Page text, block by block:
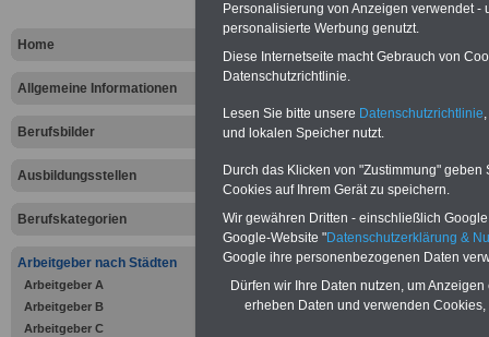
Home
Allgemeine Informationen
Berufsbilder
Ausbildungsstellen
Berufskategorien
Arbeitgeber nach Städten
Arbeitgeber A
Arbeitgeber B
Arbeitgeber C
Vorteile für den öffentlichen
Vergleichen und sparen
Bausparen schon ab 16 Jahren
Berufsunfähigkeitsabsicherung
Online-Vergleich Gesetzliche
Krankenkassen
Krankenversicherung
zurück zur
Personalisierung von Anzeigen verwendet
personalisierte Werbung genutzt.
Diese Internetseite macht Gebrauch von
Datenschutzrichtlinie.
Lesen Sie bitte unsere Datenschutzrichtlinie
und lokalen Speicher nutzt.
Durch das Klicken von "Zustimmung"
Cookies auf Ihrem Gerät zu speichern.
Wir gewähren Dritten - einschließlich
Google-Website "Datenschutzerklärung &
Google ihre personenbezogenen Daten
Dürfen wir Ihre Daten nutzen, um
erheben Daten und verwenden